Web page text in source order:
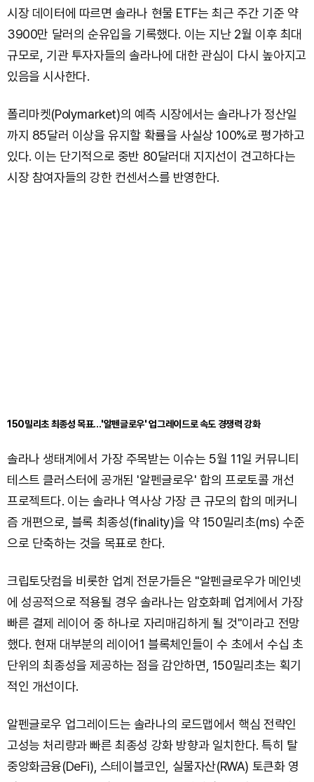
시장 데이터에 따르면 솔라나 현물 ETF는 최근 주간 기준 약
3900만 달러의 순유입을 기록했다. 이는 지난 2월 이후 최대
규모로, 기관 투자자들의 솔라나에 대한 관심이 다시 높아지고
있음을 시사한다.
폴리마켓(Polymarket)의 예측 시장에서는 솔라나가 정산일
까지 85달러 이상을 유지할 확률을 사실상 100%로 평가하고
있다. 이는 단기적으로 중반 80달러대 지지선이 견고하다는
시장 참여자들의 강한 컨센서스를 반영한다.
150밀리초 최종성 목표…'알펜글로우' 업그레이드로 속도 경쟁력 강화
솔라나 생태계에서 가장 주목받는 이슈는 5월 11일 커뮤니티
테스트 클러스터에 공개된 '알펜글로우' 합의 프로토콜 개선
프로젝트다. 이는 솔라나 역사상 가장 큰 규모의 합의 메커니
즘 개편으로, 블록 최종성(finality)을 약 150밀리초(ms) 수준
으로 단축하는 것을 목표로 한다.
크립토닷컴을 비롯한 업계 전문가들은 "알펜글로우가 메인넷
에 성공적으로 적용될 경우 솔라나는 암호화폐 업계에서 가장
빠른 결제 레이어 중 하나로 자리매김하게 될 것"이라고 전망
했다. 현재 대부분의 레이어1 블록체인들이 수 초에서 수십 초
단위의 최종성을 제공하는 점을 감안하면, 150밀리초는 획기
적인 개선이다.
알펜글로우 업그레이드는 솔라나의 로드맵에서 핵심 전략인
고성능 처리량과 빠른 최종성 강화 방향과 일치한다. 특히 탈
중앙화금융(DeFi), 스테이블코인, 실물자산(RWA) 토큰화 영